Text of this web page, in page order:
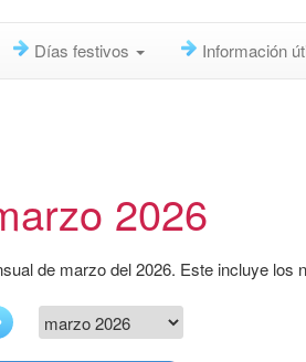
Días festivos Información
2026
de marzo del 2026. Este incluye los